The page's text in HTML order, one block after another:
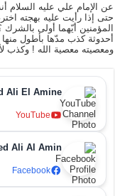
عن الإمام علي عليه السلام
حتى إذا رأيت عليه بهجته
المؤمنين أيّهما أولى
أحدوثة كذب مدّها بأطول منها
ومعصيته معصية الله ! وكذب
Ali El Amine
YouTube
Ali Al Amin
Facebook